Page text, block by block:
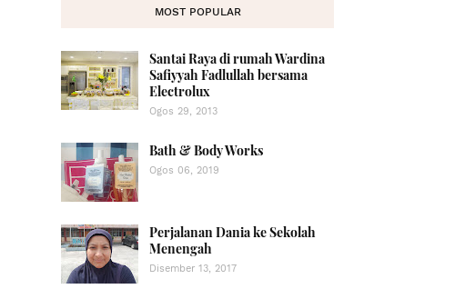
MOST POPULAR
Santai Raya di rumah Wardina
Safiyyah Fadlullah bersama
Electrolux
Ogos 29, 2013
Bath & Body Works
Ogos 06, 2019
Perjalanan Dania ke Sekolah
Menengah
Disember 13, 2017